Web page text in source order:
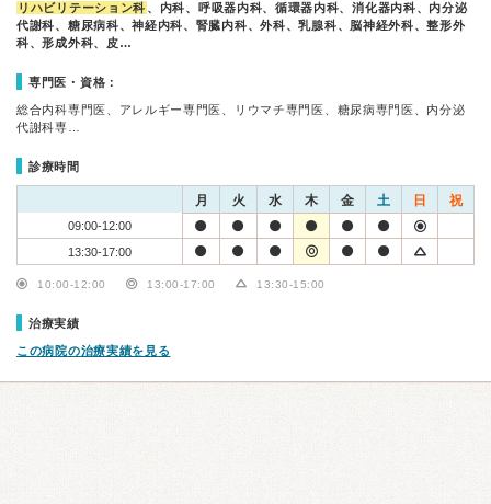
リハビリテーション科 、内科、呼吸器内科、循環器内科、消化器内科、内分泌
代謝科、糖尿病科、神経内科、腎臓内科、外科、乳腺科、脳神経外科、整形外
科、形成外科、皮…
専門医・資格：
総合内科専門医、アレルギー専門医、リウマチ専門医、糖尿病専門医、内分泌
代謝科専…
診療時間
月 火 水 木 金 土 日 祝
09:00-12:00
13:30-17:00
10:00-12:00 13:00-17:00 13:30-15:00
治療実績
この病院の治療実績を見る